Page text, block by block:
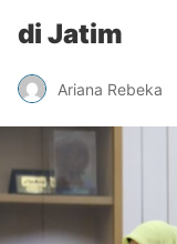
di Jatim
Ariana Rebeka